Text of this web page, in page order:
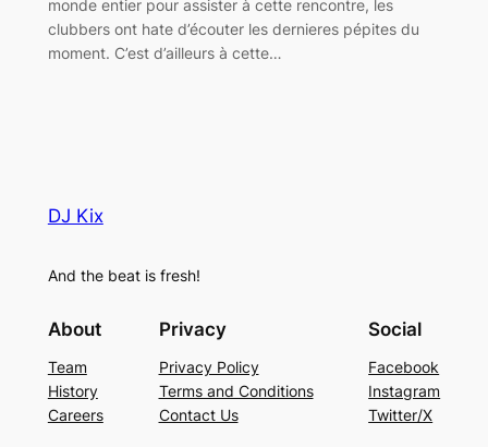
monde entier pour assister à cette rencontre, les
clubbers ont hate d’écouter les dernieres pépites du
moment. C’est d’ailleurs à cette…
DJ Kix
And the beat is fresh!
About
Team
History
Careers
Privacy
Privacy Policy
Terms and Conditions
Contact Us
Social
Facebook
Instagram
Twitter/X